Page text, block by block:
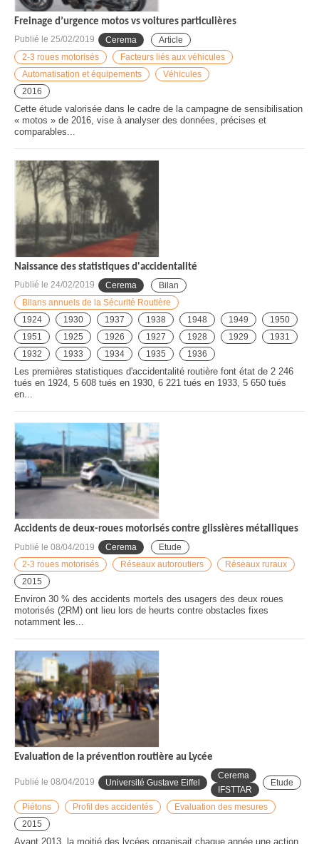
Freinage d’urgence motos vs voitures particulières
Publié le 25/02/2019 Cerema
Article
2-3 roues motorisés
Facteurs liés aux véhicules
Automatisation et équipements
Véhicules
2016
Cette étude valorisée dans le cadre de la campagne de sensibilisation
« motos » de 2016, vise à analyser des données, précises et
comparables...
Naissance des statistiques d'accidentalité
Publié le 24/02/2019 Cerema
Bilan
Bilans annuels de la Sécurité Routière
1924
1930 1937 1938 1948 1949
1950
1951
1925 1926 1927 1928 1929
1931
1932
1933 1934 1935 1936
Les premières statistiques d'accidentalité routière font état de 2 246
tués en 1924, 5 608 tués en 1930, 6 221 tués en 1933, 5 650 tués
en...
Accidents de deux-roues motorisés contre glissières métalliques
Publié le 08/04/2019 Cerema
Etude
2-3 roues motorisés
Réseaux autoroutiers
Réseaux ruraux
2015
Environ 30 % des accidents mortels des usagers des deux roues
motorisés (2RM) ont lieu lors de heurts contre obstacles fixes
notamment les...
Evaluation de la prévention routière au Lycée
Publié le 08/04/2019 Université Gustave Eiffel
Cerema
IFSTTAR
Etude
Piétons Profil des accidentés
Evaluation des mesures
2015
Avant 2013, la moitié des lycées organisait chaque année une action